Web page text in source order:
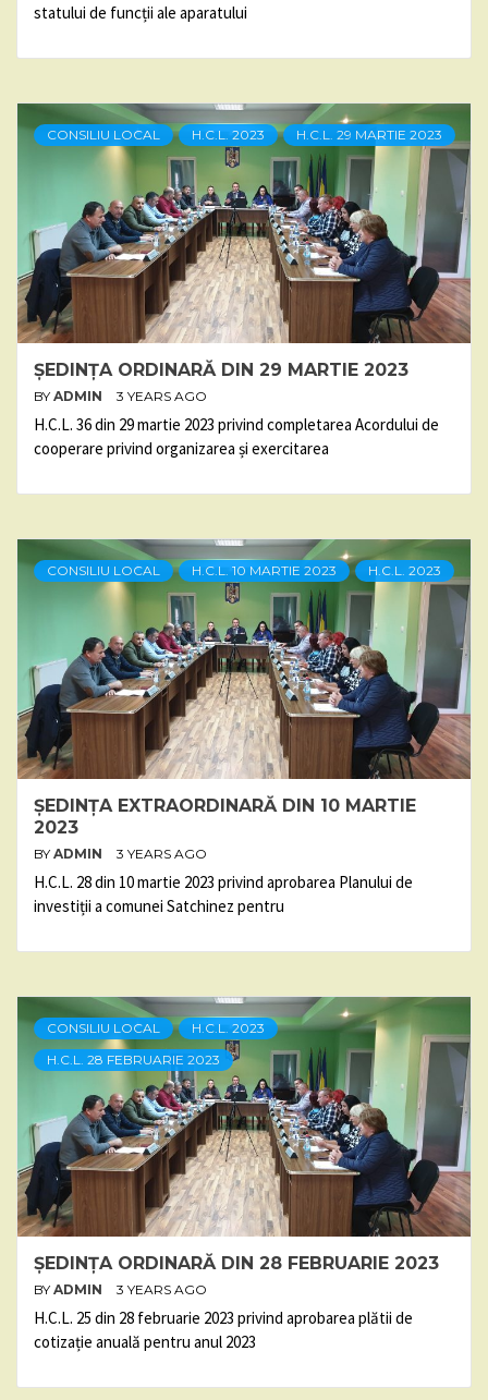
statului de funcții ale aparatului
CONSILIU LOCAL H.C.L. 2023 H.C.L. 29 MARTIE 2023
ȘEDINȚA ORDINARĂ DIN 29 MARTIE 2023
BY ADMIN 3 YEARS AGO
H.C.L. 36 din 29 martie 2023 privind completarea Acordului de
cooperare privind organizarea și exercitarea
CONSILIU LOCAL H.C.L. 10 MARTIE 2023 H.C.L. 2023
ȘEDINȚA EXTRAORDINARĂ DIN 10 MARTIE
2023
BY ADMIN 3 YEARS AGO
H.C.L. 28 din 10 martie 2023 privind aprobarea Planului de
investiții a comunei Satchinez pentru
CONSILIU LOCAL
H.C.L. 2023
H.C.L. 28 FEBRUARIE 2023
ȘEDINȚA ORDINARĂ DIN 28 FEBRUARIE 2023
BY ADMIN 3 YEARS AGO
H.C.L. 25 din 28 februarie 2023 privind aprobarea plătii de
cotizație anuală pentru anul 2023